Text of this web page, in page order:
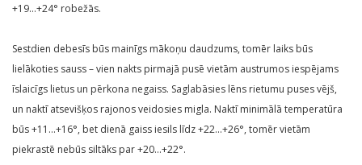
+19…+24° robežās.
Sestdien debesīs būs mainīgs mākoņu daudzums, tomēr laiks būs
lielākoties sauss – vien nakts pirmajā pusē vietām austrumos iespējams
īslaicīgs lietus un pērkona negaiss. Saglabāsies lēns rietumu puses vējš,
un naktī atsevišķos rajonos veidosies migla. Naktī minimālā temperatūra
būs +11…+16°, bet dienā gaiss iesils līdz +22…+26°, tomēr vietām
piekrastē nebūs siltāks par +20…+22°.